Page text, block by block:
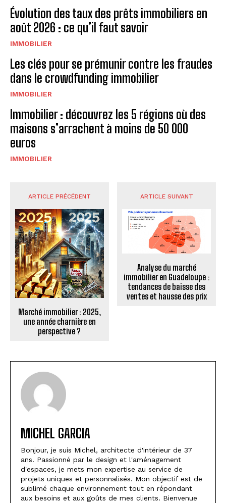
Évolution des taux des prêts immobiliers en
août 2026 : ce qu’il faut savoir
IMMOBILIER
Les clés pour se prémunir contre les fraudes
dans le crowdfunding immobilier
IMMOBILIER
Immobilier : découvrez les 5 régions où des
maisons s’arrachent à moins de 50 000
euros
IMMOBILIER
ARTICLE PRÉCÉDENT
Marché immobilier : 2025,
une année charnière en
perspective ?
ARTICLE SUIVANT
Analyse du marché
immobilier en Guadeloupe :
tendances de baisse des
ventes et hausse des prix
MICHEL GARCIA
Bonjour, je suis Michel, architecte d'intérieur de 37
ans. Passionné par le design et l'aménagement
d'espaces, je mets mon expertise au service de
projets uniques et personnalisés. Mon objectif est de
sublimé chaque environnement tout en répondant
aux besoins et aux goûts de mes clients. Bienvenue